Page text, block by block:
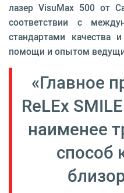
лазер VisuMax 500 от
соответствии с
стандартами качества
помощи и опытом
«Главное
ReLEx
наименее
способ